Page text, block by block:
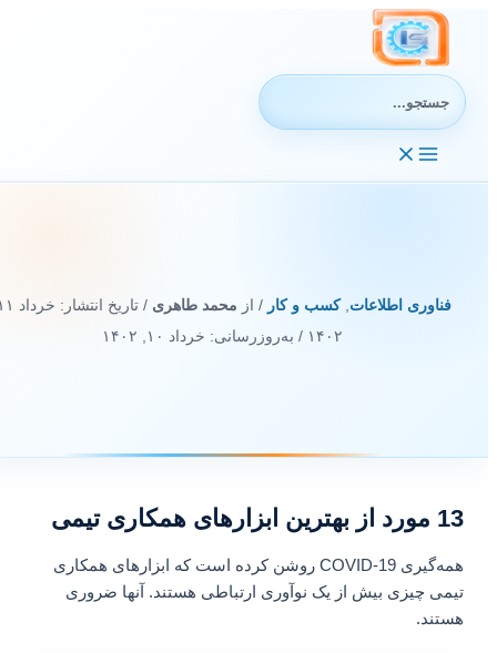
جستجوی:
فناوری اطلاعات, کسب و کار/ از محمد طاهری/ تاریخ انتشار:
خرداد ۱۱,
۱۴۰۲ / به‌روزرسانی: خرداد ۱۰, ۱۴۰۲
13 مورد از بهترین ابزارهای همکاری تیمی
همه‌گیری COVID-19 روشن کرده است که ابزارهای همکاری
تیمی چیزی بیش از یک نوآوری ارتباطی هستند. آنها ضروری
هستند.